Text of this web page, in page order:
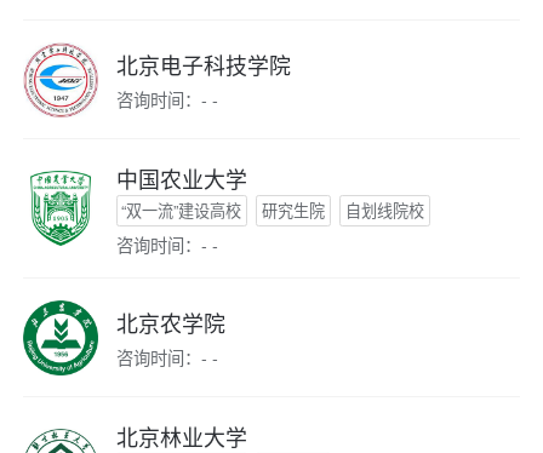
北京电子科技学院
咨询时间：- -
中国农业大学
“双一流”建设高校 研究生院 自划线院校
咨询时间：- -
北京农学院
咨询时间：- -
北京林业大学